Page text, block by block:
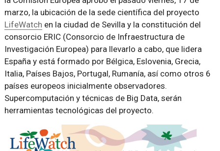
marzo, la ubicación de la sede científica del proyecto
LifeWatch en la ciudad de Sevilla y la constitución del
consorcio ERIC (Consorcio de Infraestructura de
Investigación Europea) para llevarlo a cabo, que lidera
España y está formado por Bélgica, Eslovenia, Grecia,
Italia, Países Bajos, Portugal, Rumanía, así como otros 6
países europeos inicialmente observadores.
Supercomputación y técnicas de Big Data, serán
herramientas tecnológicas del proyecto.